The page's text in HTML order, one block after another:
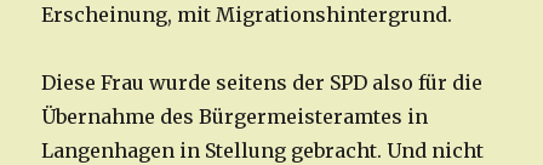
Erscheinung, mit Migrationshintergrund.
Diese Frau wurde seitens der SPD also für die
Übernahme des Bürgermeisteramtes in
Langenhagen in Stellung gebracht. Und nicht